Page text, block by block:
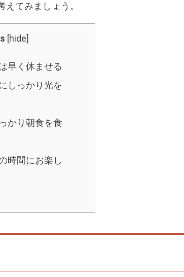
てみましょう。
[hide]
早く休ませる
しっかり光を
かり朝食を食
時間にお楽し